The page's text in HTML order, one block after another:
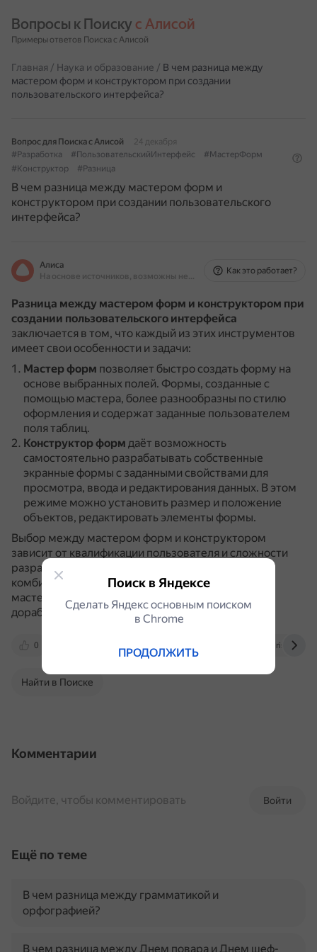
Вопросы к Поиску с Алисой
Примеры ответов Поиска с Алисой
Главная / Наука и образование / В чем разница между
мастером форм и конструктором при создании
пользовательского интерфейса?
Вопрос для Поиска с Алисой
24 декабря
#Разработка
#ПользовательскийИнтерфейс
#МастерФорм
#Конструктор
#Разница
В чем разница между мастером форм и
конструктором при создании пользовательского
интерфейса?
Алиса
На основе источников, возможны неточности
Как это работает?
Разница между мастером форм и конструктором при
создании пользовательского интерфейса
заключается в том, что каждый из этих инструментов
имеет свои особенности и задачи:
Мастер форм позволяет быстро создать форму на
основе выбранных полей. Формы, созданные с
помощью мастера, более разнообразны по стилю
оформления и содержат заданные пользователем
поля таблиц.
Конструктор форм даёт возможность
самостоятельно разрабатывать собственные
экранные формы с заданными свойствами для
просмотра, ввода и редактирования данных. В этом
режиме можно установить размер и положение
объектов, редактировать элементы формы.
Выбор между мастером форм и конструктором
зависит от квалификации пользователя и сложности
разрабатываемой формы.
комбинированный подход: сначала применяется
мастер формы, а затем полученная форма
дорабатывается в режиме конструктора.
0 mobirise.com
Найти в Поиске
Комментарии
Войти
Войдите, чтобы комментировать
Ещё по теме
В чем разница между грамматикой и
орфографией?
В чем разница между Днем повара и Днем шеф-
Поиск в Яндексе
Сделать Яндекс основным поиском
в Сhrome
ПРОДОЛЖИТЬ